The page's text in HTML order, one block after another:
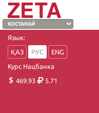
Язык:
ҚАЗ
РУС
ENG
Курс Нацбанка
469.93
5.71